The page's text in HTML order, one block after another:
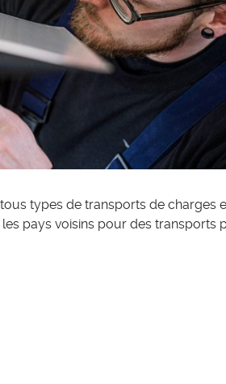
types de transports de charges
pays voisins pour des transports